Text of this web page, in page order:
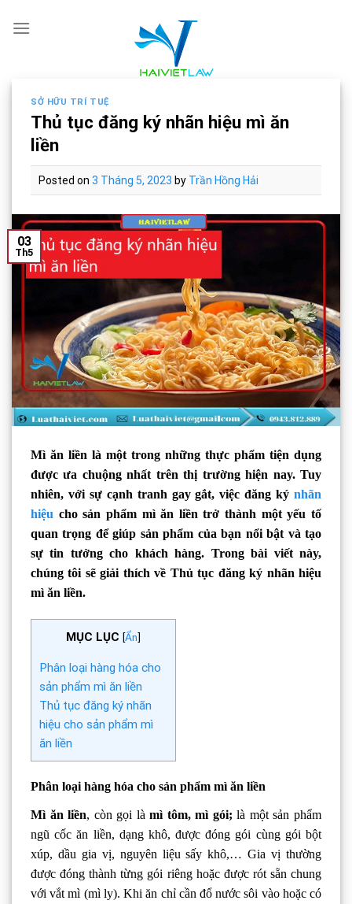
SỞ HỮU TRÍ TUỆ
Thủ tục đăng ký nhãn hiệu mì ăn
liền
Posted on 3 Tháng 5, 2023 by Trần Hồng Hải
03
Th5
Mì ăn liền là một trong những thực phẩm tiện dụng
được ưa chuộng nhất trên thị trường hiện nay. Tuy
nhiên, với sự cạnh tranh gay gắt, việc đăng ký nhãn
hiệu cho sản phẩm mì ăn liền trở thành một yếu tố
quan trọng để giúp sản phẩm của bạn nổi bật và tạo
sự tin tưởng cho khách hàng. Trong bài viết này,
chúng tôi sẽ giải thích về Thủ tục đăng ký nhãn hiệu
mì ăn liền.
MỤC LỤC [Ẩn]
Phân loại hàng hóa cho
sản phẩm mì ăn liền
Thủ tục đăng ký nhãn
hiệu cho sản phẩm mì
ăn liền
Phân loại hàng hóa cho sản phẩm mì ăn liền
Mì ăn liền, còn gọi làmì tôm, mì gói; là một sản phẩm
ngũ cốc ăn liền, dạng khô, được đóng gói cùng gói bột
xúp, dầu gia vị, nguyên liệu sấy khô,… Gia vị thường
được đóng thành từng gói riêng hoặc được rót sẵn chung
với vắt mì (mì ly). Khi ăn chỉ cần đổ nước sôi vào hoặc có